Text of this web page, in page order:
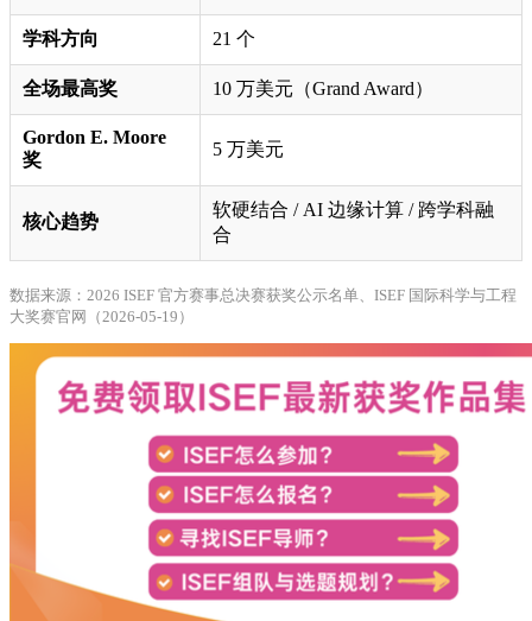
学科方向 21 个
全场最高奖 10 万美元（Grand Award）
Gordon E. Moore
奖
5 万美元
核心趋势
软硬结合 / AI 边缘计算 / 跨学科融
合
数据来源：2026 ISEF 官方赛事总决赛获奖公示名单、ISEF 国际科学与工程
大奖赛官网（2026-05-19）